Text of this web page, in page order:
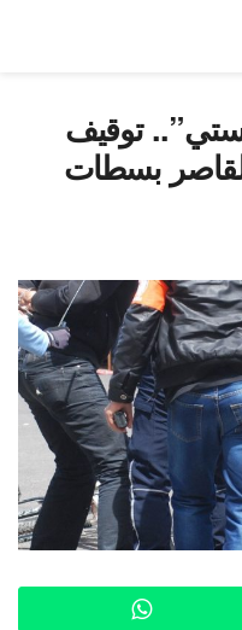
توقيف
بسطات